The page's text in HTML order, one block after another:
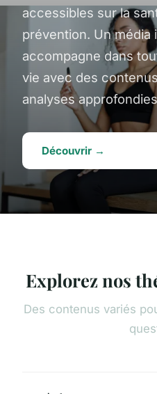
accessibles sur la
prévention. Un média
accompagne dans
vie avec des
analyses
Découvrir →
Explorez nos
Des contenus variés